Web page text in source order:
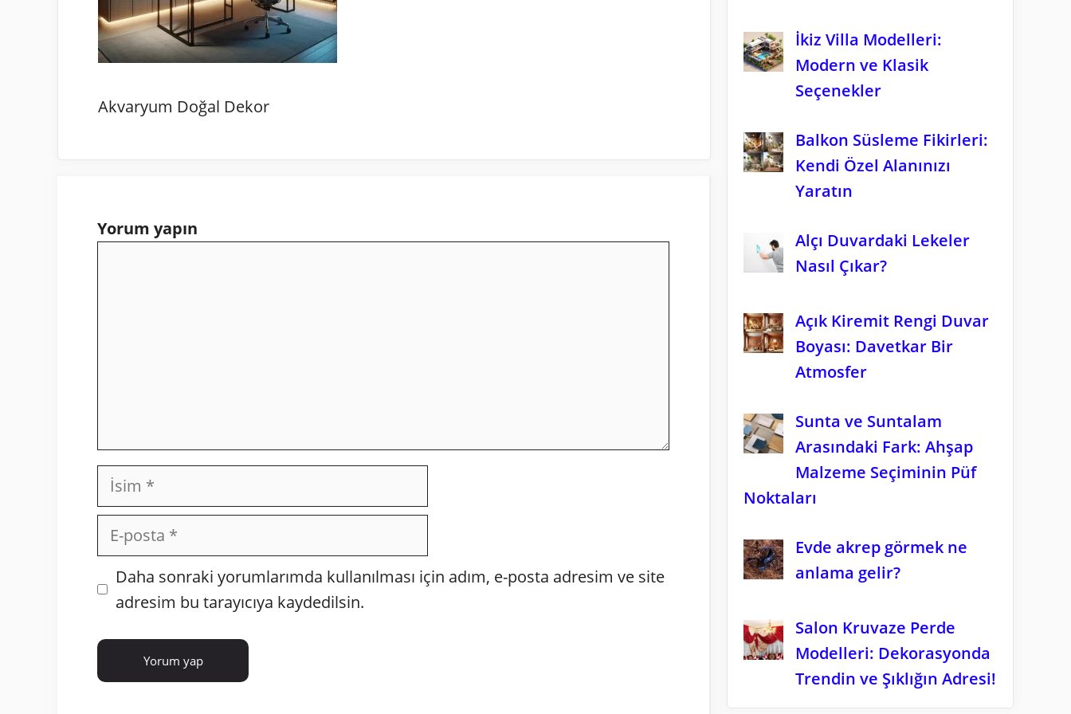
Akvaryum Doğal Dekor
Yorum yapın
İsim
posta
İnternet
sitesi
Daha sonraki yorumlarımda kullanılması için adım, e-posta adresim ve site
adresim bu tarayıcıya kaydedilsin.
İkiz Villa Modelleri:
Modern ve Klasik
Seçenekler
Balkon Süsleme Fikirleri:
Kendi Özel Alanınızı
Yaratın
Alçı Duvardaki Lekeler
Nasıl Çıkar?
Açık Kiremit Rengi Duvar
Boyası: Davetkar Bir
Atmosfer
Sunta ve Suntalam
Arasındaki Fark: Ahşap
Malzeme Seçiminin Püf
Noktaları
Evde akrep görmek ne
anlama gelir?
Salon Kruvaze Perde
Modelleri: Dekorasyonda
Trendin ve Şıklığın Adresi!